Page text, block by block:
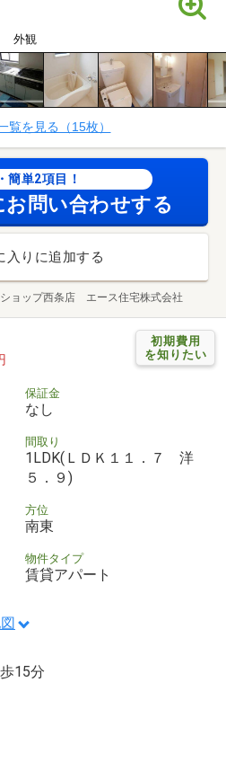
外観
覧を見る（15枚）
簡単2項目！
お問い合わせする
入りに追加する
ョップ西条店 エース住宅株式会社
初期費用
を知りたい
保証金
なし
間取り
1LDK(ＬＤＫ１１．７ 洋
５．９)
方位
南東
物件タイプ
賃貸アパート
15分